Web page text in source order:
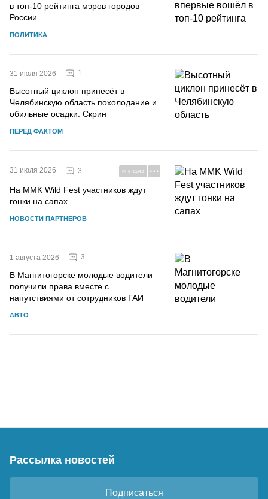
в топ-10 рейтинга мэров городов
России
ПОЛИТИКА
31 июля 2026 1
Высотный циклон принесёт в
Челябинскую область похолодание и
обильные осадки. Скрин
ПЕРЕД ФАКТОМ
31 июля 2026 3 РЕКЛАМА
На MMK Wild Fest участников ждут
гонки на сапах
НОВОСТИ ПАРТНЕРОВ
1 августа 2026 3
В Магнитогорске молодые водители
получили права вместе с
напутствиями от сотрудников ГАИ
АВТО
Рассылка новостей
Подписаться